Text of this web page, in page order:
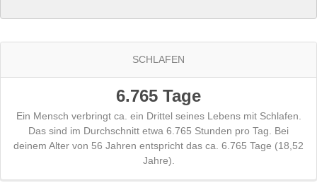
SCHLAFEN
6.765 Tage
Ein Mensch verbringt ca. ein Drittel seines Lebens mit Schlafen.
Das sind im Durchschnitt etwa 6.765 Stunden pro Tag. Bei
deinem Alter von 56 Jahren entspricht das ca. 6.765 Tage (18,52
Jahre).